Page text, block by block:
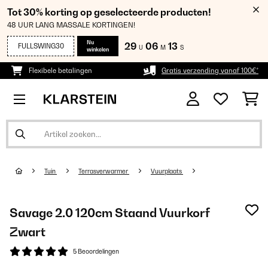
Tot 30% korting op geselecteerde producten!
48 UUR LANG MASSALE KORTINGEN!
FULLSWING30
Nu
winkelen
29 U 06 M 13 S
Flexibele betalingen Gratis verzending vanaf 100€*
Tuin Terrasverwarmer Vuurplaats
Savage 2.0 120cm Staand Vuurkorf
Zwart
5 Beoordelingen